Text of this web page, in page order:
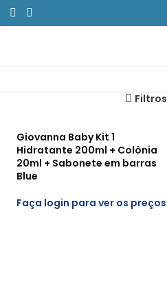
Filtros
Giovanna Baby Kit 1
Hidratante 200ml + Colônia
20ml + Sabonete em barras
Blue
Faça login para ver os preços